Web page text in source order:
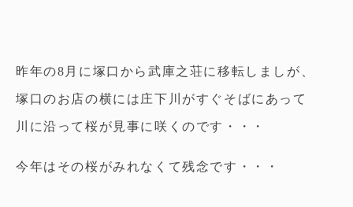
昨年の8月に塚口から武庫之荘に移転しましが、
塚口のお店の横には庄下川がすぐそばにあって
川に沿って桜が見事に咲くのです・・・
今年はその桜がみれなくて残念です・・・